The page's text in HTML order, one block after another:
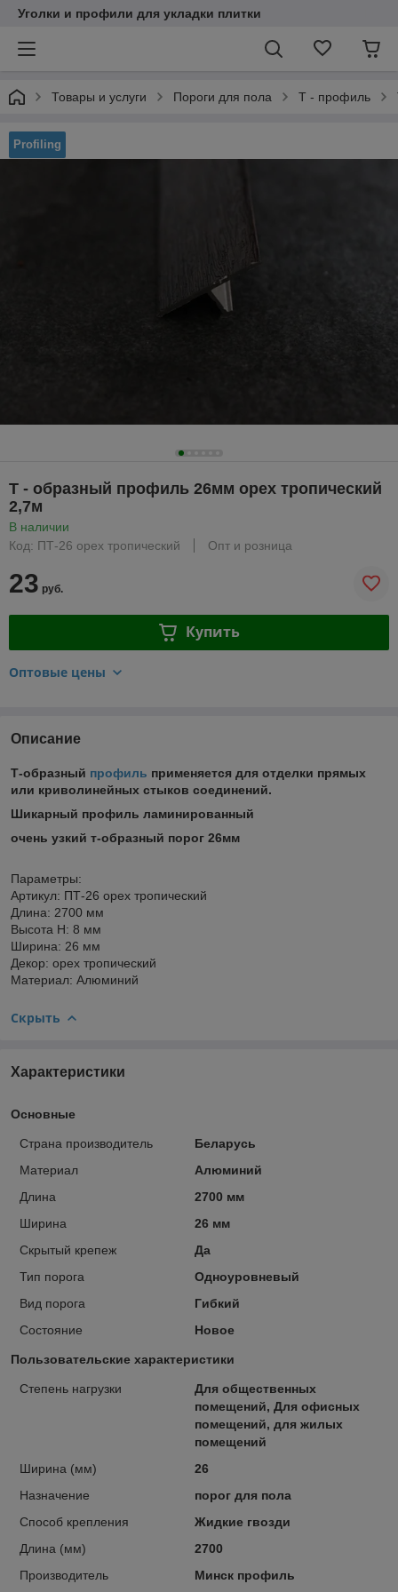
Уголки и профили для укладки плитки
Товары и услуги Пороги для пола Т - профиль
Profiling
Т - образный профиль 26мм орех тропический
2,7м
В наличии
Код: ПТ-26 орех тропический
Опт и розница
23 руб.
Купить
Оптовые цены
Описание
Т-образный профиль применяется для отделки прямых
или криволинейных стыков соединений.
Шикарный профиль ламинированный
очень узкий т-образный порог 26мм
Параметры:
Артикул: ПТ-26 орех тропический
Длина: 2700 мм
Высота Н: 8 мм
Ширина: 26 мм
Декор: орех тропический
Материал: Алюминий
Скрыть
Характеристики
Основные
Страна производитель
Беларусь
Материал
Алюминий
Длина
2700 мм
Ширина
26 мм
Скрытый крепеж
Да
Тип порога
Одноуровневый
Вид порога
Гибкий
Состояние
Новое
Пользовательские характеристики
Степень нагрузки
Для общественных
помещений, Для офисных
помещений, для жилых
помещений
Ширина (мм)
26
Назначение
порог для пола
Способ крепления
Жидкие гвозди
Длина (мм)
2700
Производитель
Минск профиль